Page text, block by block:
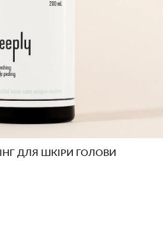
ДЛЯ ШКІРИ ГОЛОВИ